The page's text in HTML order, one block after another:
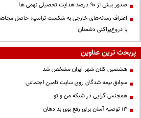
صدور بیش از ۹۰ درصد هدایت تحصیلی نهمی ها
اعتراف رسانه‌های خارجی به شکست ترامپ؛ حاصل
با دروغ‌پراکنی دشمنان
پربحث ترین عناوین
هشتمین کلان شهر ایران مشخص شد
سوابق بیمه شدگان روی سایت تامین اجتماعی
همجنس گرایی در شبکه من و تو
13 توصیه آسان برای رفع بوی بد دهان